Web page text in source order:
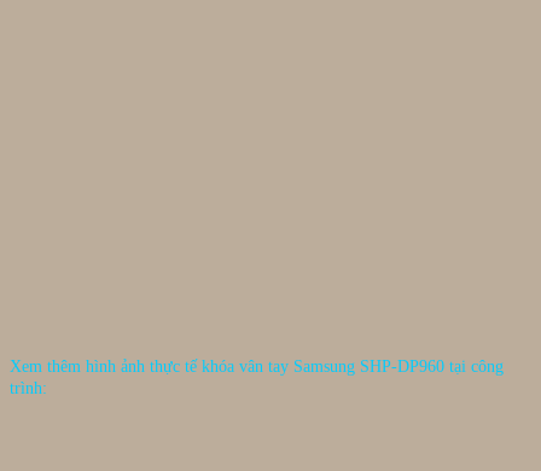
Xem thêm hình ảnh thực tế khóa vân tay Samsung SHP-DP960 tại công
trình: